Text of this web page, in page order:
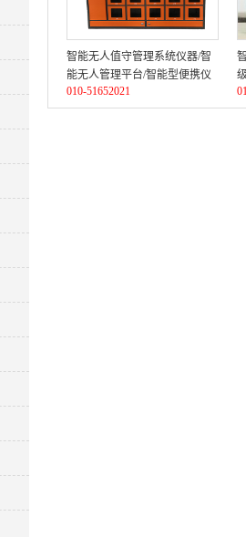
智能无人值守管理系统仪器/智
能无人管理平台/智能型便携仪
无人值守管理系统
010-51652021